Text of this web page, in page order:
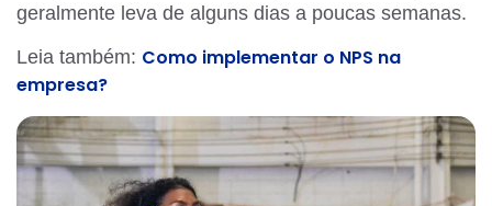
geralmente leva de alguns dias a poucas semanas.
Leia também: Como implementar o NPS na
empresa?